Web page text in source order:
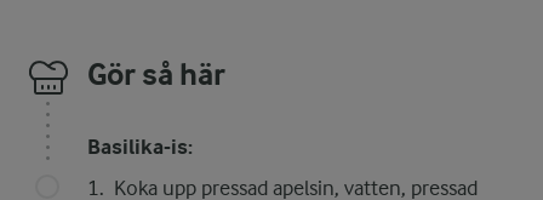
Gör så här
Basilika-is:
Koka upp pressad apelsin, vatten, pressad